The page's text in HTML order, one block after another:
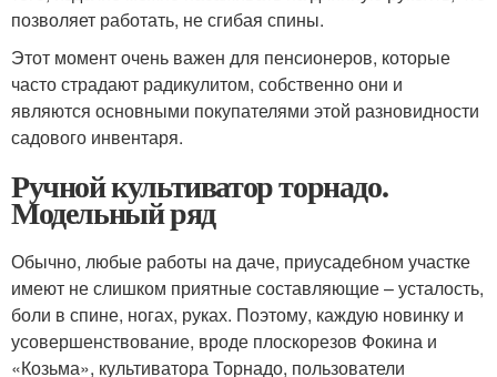
позволяет работать, не сгибая спины.
Этот момент очень важен для пенсионеров, которые
часто страдают радикулитом, собственно они и
являются основными покупателями этой разновидности
садового инвентаря.
Ручной культиватор торнадо.
Модельный ряд
Обычно, любые работы на даче, приусадебном участке
имеют не слишком приятные составляющие – усталость,
боли в спине, ногах, руках. Поэтому, каждую новинку и
усовершенствование, вроде плоскорезов Фокина и
«Козьма», культиватора Торнадо, пользователи